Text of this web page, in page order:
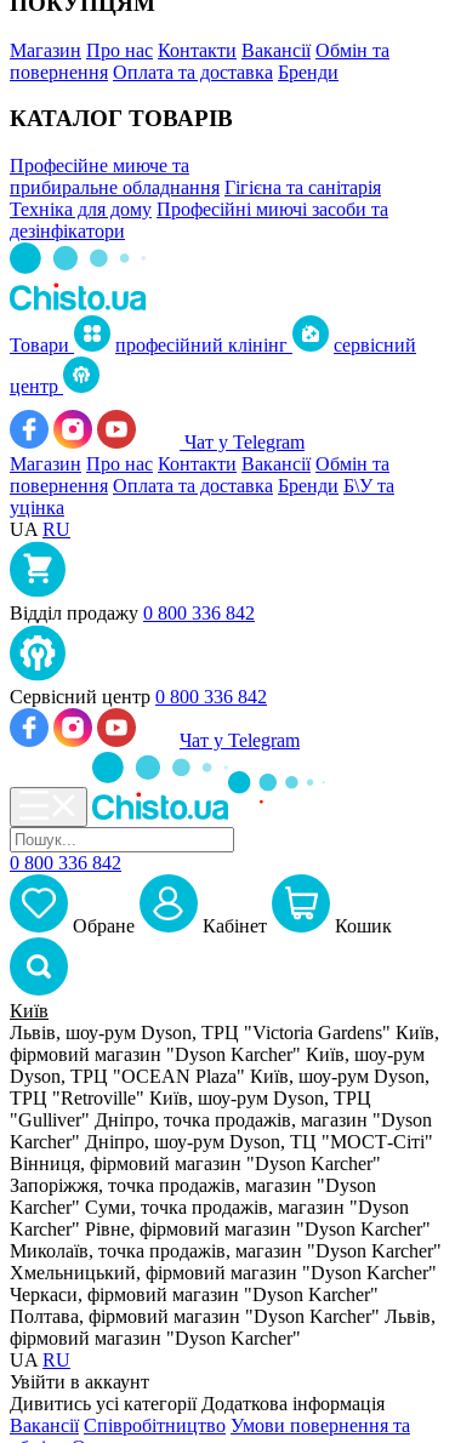
Магазин Про нас Контакти Вакансії Обмін та
повернення Оплата та доставка Бренди
КАТАЛОГ ТОВАРІВ
Професійне миюче та
прибиральне обладнання Гігієна та санітарія
Техніка для дому Професійні миючі засоби та
дезінфікатори
Товари професійний клінінг
сервісний
центр
Чат у Telegram
Магазин Про нас Контакти Вакансії Обмін та
повернення Оплата та доставка Бренди Б\У та
уцінка
UA RU
Відділ продажу 0 800 336 842
Сервісний центр 0 800 336 842
Чат у Telegram
0 800 336 842
Обране Кабiнет Кошик
Київ
Львів, шоу-рум Dyson, ТРЦ "Victoria Gardens" Київ,
фірмовий магазин "Dyson Karcher" Київ, шоу-рум
Dyson, ТРЦ "OCEAN Plaza" Київ, шоу-рум Dyson,
ТРЦ "Retroville" Київ, шоу-рум Dyson, ТРЦ
"Gulliver" Дніпро, точка продажів, магазин "Dyson
Karcher" Дніпро, шоу-рум Dyson, ТЦ "МОСТ-Сіті"
Вінниця, фірмовий магазин "Dyson Karcher"
Запоріжжя, точка продажів, магазин "Dyson
Karcher" Суми, точка продажів, магазин "Dyson
Karcher" Рівне, фірмовий магазин "Dyson Karcher"
Миколаїв, точка продажів, магазин "Dyson Karcher"
Хмельницький, фірмовий магазин "Dyson Karcher"
Черкаси, фірмовий магазин "Dyson Karcher"
Полтава, фірмовий магазин "Dyson Karcher" Львів,
фірмовий магазин "Dyson Karcher"
UA RU
Увiйти в аккаунт
Дивитись усі категорії Додаткова інформація
Вакансії Співробітництво Умови повернення та